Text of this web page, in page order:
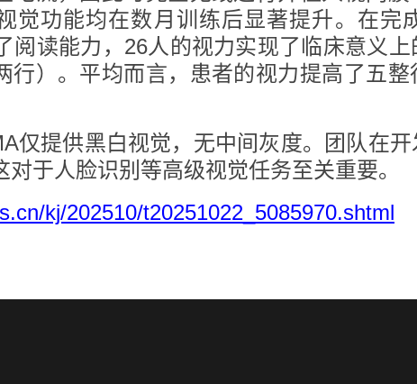
觉功能均在数月训练后显著提升。在完
阅读能力，26人的视力实现了临床意义
行）。平均而言，患者的视力提高了五
仅提供黑白视觉，无中间灰度。团队在
对于人脸识别等高级视觉任务至关重要。
kj/202510/t20251022_5085970.shtml